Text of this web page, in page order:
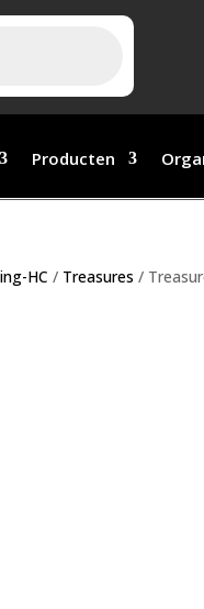
Producten
HC / Treasures /